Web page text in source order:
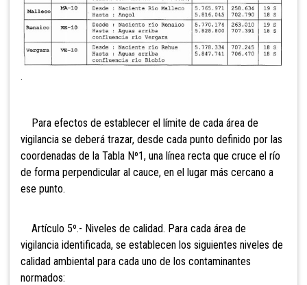
.
Para efectos de establecer el límite de cada área de
vigilancia se deberá trazar, desde cada punto definido por las
coordenadas de la Tabla Nº1, una línea recta que cruce el río
de forma perpendicular al cauce, en el lugar más cercano a
ese punto.
Artículo 5º.- Niveles de calidad. Para cada área de
vigilancia identificada, se establecen los siguientes niveles de
calidad ambiental para cada uno de los contaminantes
normados: